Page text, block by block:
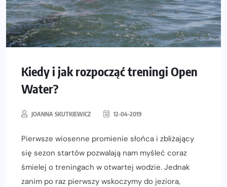
Kiedy i jak rozpocząć treningi Open
Water?
JOANNA SKUTKIEWICZ 12-04-2019
Pierwsze wiosenne promienie słońca i zbliżający
się sezon startów pozwalają nam myśleć coraz
śmielej o treningach w otwartej wodzie. Jednak
zanim po raz pierwszy wskoczymy do jeziora,